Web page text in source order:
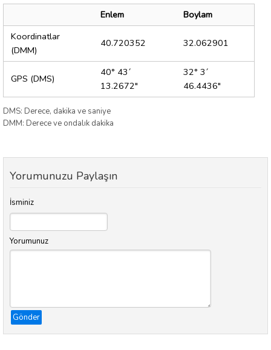
Enlem
Boylam
Koordinatlar
(DMM)
40.720352 32.062901
GPS (DMS)
40° 43´
13.2672"
32° 3´
46.4436"
DMS: Derece, dakika ve saniye
DMM: Derece ve ondalık dakika
Yorumunuzu Paylaşın
İsminiz
Yorumunuz
Gönder